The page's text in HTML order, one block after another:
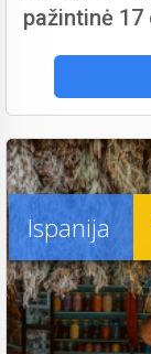
pažintinė
Ispanija